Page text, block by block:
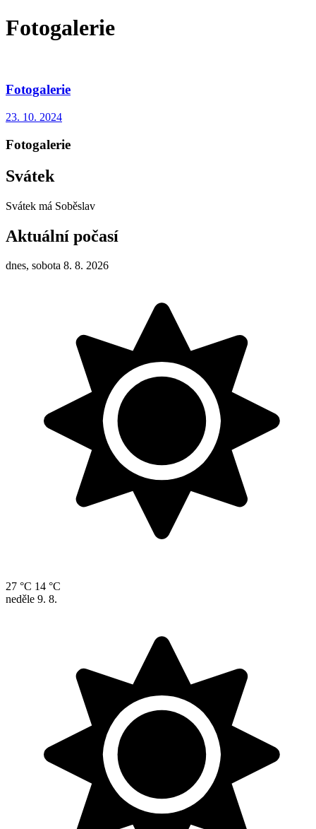
Fotogalerie
Fotogalerie
23. 10. 2024
Fotogalerie
Svátek
Svátek má Soběslav
Aktuální počasí
dnes, sobota 8. 8. 2026
27 °C 14 °C
neděle 9. 8.